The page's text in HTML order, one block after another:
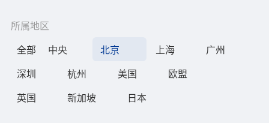
所属地区
全部
中央 北京 上海
广州
深圳
杭州 美国
欧盟
英国
新加坡 日本